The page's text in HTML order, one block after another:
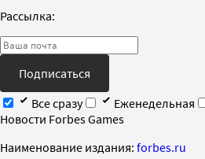
Рассылка:
Подписаться
Все сразу
Еженедельная
Новости Forbes Games
Наименование издания: forbes.ru